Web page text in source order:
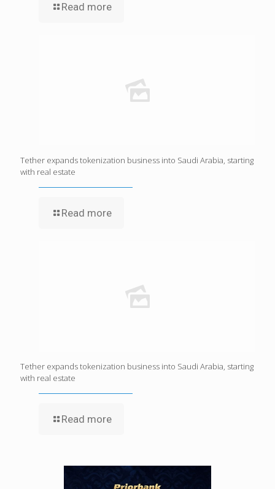
Read more
Tether expands tokenization business into Saudi Arabia, starting
with real estate
Read more
Tether expands tokenization business into Saudi Arabia, starting
with real estate
Read more